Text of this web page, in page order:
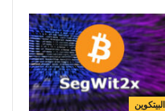
البيتكوين